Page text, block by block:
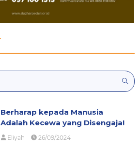
Berharap kepada Manusia
Adalah Kecewa yang Disengaja!
Eliyah 26/09/2024